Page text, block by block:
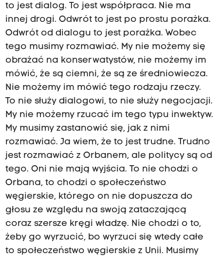
to jest dialog. To jest współpraca. Nie ma
innej drogi. Odwrót to jest po prostu porażka.
Odwrót od dialogu to jest porażka. Wobec
tego musimy rozmawiać. My nie możemy się
obrażać na konserwatystów, nie możemy im
mówić, że są ciemni, że są ze średniowiecza.
Nie możemy im mówić tego rodzaju rzeczy.
To nie służy dialogowi, to nie służy negocjacji.
My nie możemy rzucać im tego typu inwektyw.
My musimy zastanowić się, jak z nimi
rozmawiać. Ja wiem, że to jest trudne. Trudno
jest rozmawiać z Orbanem, ale politycy są od
tego. Oni nie mają wyjścia. To nie chodzi o
Orbana, to chodzi o społeczeństwo
węgierskie, którego on nie dopuszcza do
głosu ze względu na swoją zataczającą
coraz szersze kręgi władzę. Nie chodzi o to,
żeby go wyrzucić, bo wyrzuci się wtedy całe
to społeczeństwo węgierskie z Unii. Musimy